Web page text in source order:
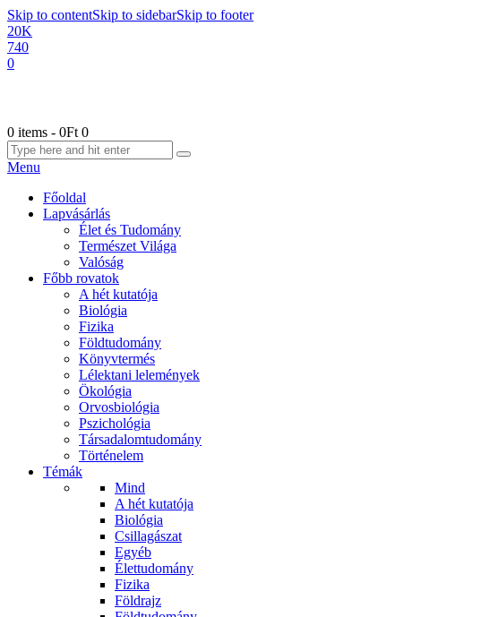
Skip to contentSkip to sidebarSkip to footer
20K
740
0
0 items - 0Ft 0
Menu
Főoldal
Lapvásárlás
Élet és Tudomány
Természet Világa
Valóság
Főbb rovatok
A hét kutatója
Biológia
Fizika
Földtudomány
Könyvtermés
Lélektani lelemények
Ökológia
Orvosbiológia
Pszichológia
Társadalomtudomány
Történelem
Témák
Mind
A hét kutatója
Biológia
Csillagászat
Egyéb
Élettudomány
Fizika
Földrajz